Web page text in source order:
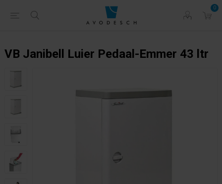
0
VB Janibell Luier Pedaal-Emmer 43 ltr